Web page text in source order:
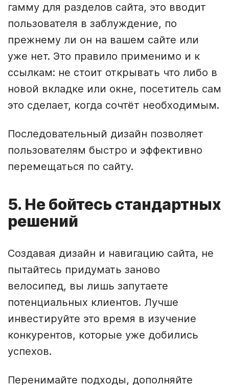
гамму для разделов сайта, это вводит
пользователя в заблуждение, по
прежнему ли он на вашем сайте или
уже нет. Это правило применимо и к
ссылкам: не стоит открывать что либо в
новой вкладке или окне, посетитель сам
это сделает, когда сочтёт необходимым.
Последовательный дизайн позволяет
пользователям быстро и эффективно
перемещаться по сайту.
5. Не бойтесь стандартных
решений
Создавая дизайн и навигацию сайта, не
пытайтесь придумать заново
велосипед, вы лишь запутаете
потенциальных клиентов. Лучше
инвестируйте это время в изучение
конкурентов, которые уже добились
успехов.
Перенимайте подходы, дополняйте